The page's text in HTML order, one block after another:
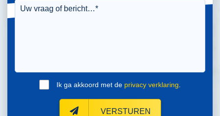
Ik ga akkoord met de privacy verklaring
VERSTUREN